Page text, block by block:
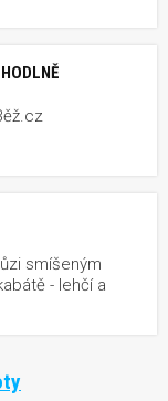
smíšeným
- lehčí a